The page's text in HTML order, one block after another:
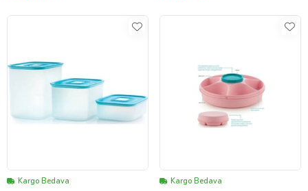
Kargo Bedava Kargo Bedava